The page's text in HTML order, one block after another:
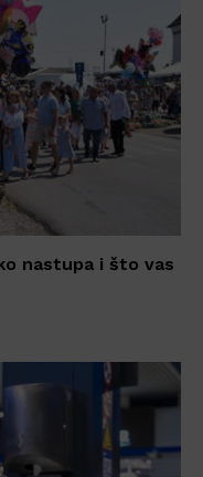
nastupa i što vas